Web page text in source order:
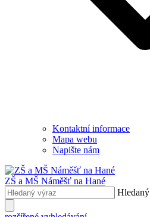
Kontaktní informace
Mapa webu
Napište nám
ZŠ a MŠ Náměšť na Hané